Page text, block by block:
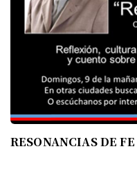
RESONANCIAS DE